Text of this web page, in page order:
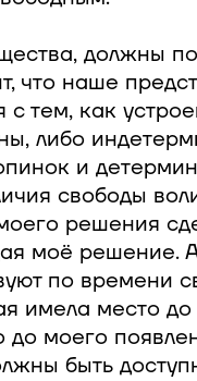
должны
что наше
тем, как
либо
и
свободы
решения
моё решение.
по времени
имела место
моего
быть